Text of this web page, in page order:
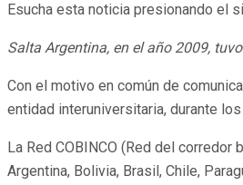
Esucha esta noticia presionando el
Salta Argentina, en el año 2009,
Con el motivo en común de
entidad interuniversitaria, durante
La Red COBINCO (Red del
Argentina, Bolivia, Brasil, Chile,